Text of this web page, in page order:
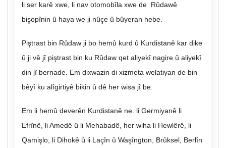
li ser karê xwe, li nav otomobîla xwe de Rûdawê
bişopînin û haya we ji nûçe û bûyeran hebe.
Piştrast bin Rûdaw ji bo hemû kurd û Kurdistanê kar dike
û ji vê jî piştrast bin ku Rûdaw qet aliyekî nagire û aliyekî
din jî bernade. Em dixwazin di xizmeta welatiyan de bin
bêyî ku alîgirtiyê bikin û dê her wisa jî be.
Em li hemû deverên Kurdistanê ne. li Germiyanê li
Efrînê, li Amedê û li Mehabadê, her wiha li Hewlêrê, li
Qamişlo, li Dihokê û li Laçîn û Waşîngton, Brûksel, Berlîn